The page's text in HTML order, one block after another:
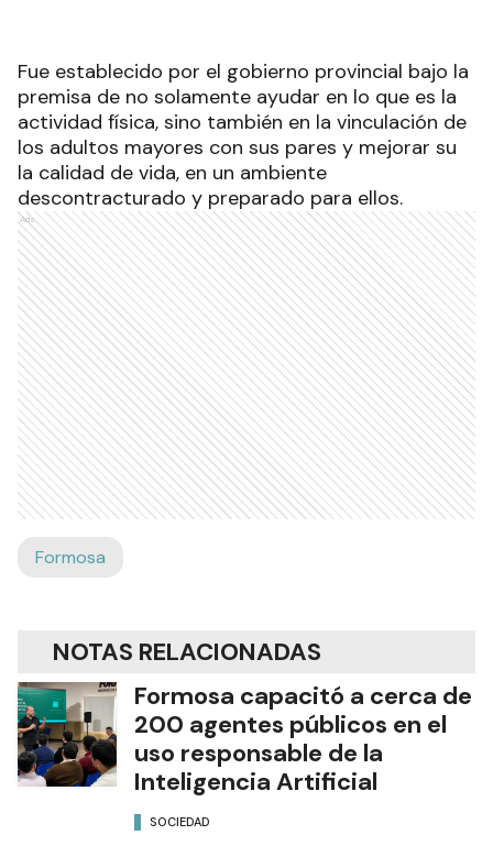
Fue establecido por el gobierno provincial bajo la
premisa de no solamente ayudar en lo que es la
actividad física, sino también en la vinculación de
los adultos mayores con sus pares y mejorar su
la calidad de vida, en un ambiente
descontracturado y preparado para ellos.
Ads
Formosa
NOTAS RELACIONADAS
Formosa capacitó a cerca de
200 agentes públicos en el
uso responsable de la
Inteligencia Artificial
SOCIEDAD